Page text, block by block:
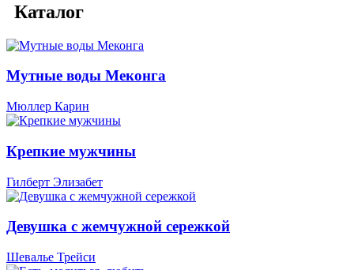
Каталог
Мутные воды Меконга
Мюллер Карин
Крепкие мужчины
Гилберт Элизабет
Девушка с жемчужной сережкой
Шевалье Трейси